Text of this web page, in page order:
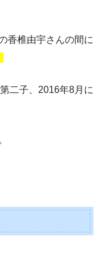
香椎由宇さんの間に
二子、2016年8月に